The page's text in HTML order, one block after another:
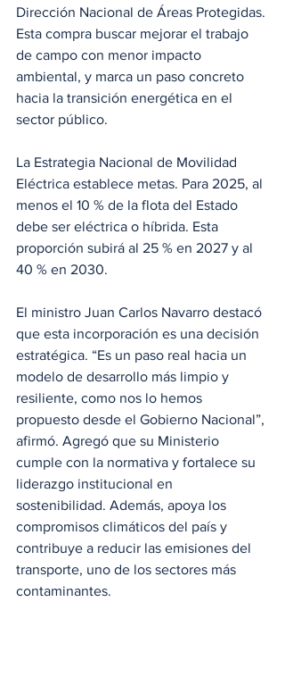
Dirección Nacional de Áreas Protegidas.
Esta compra buscar mejorar el trabajo
de campo con menor impacto
ambiental, y marca un paso concreto
hacia la transición energética en el
sector público.
La Estrategia Nacional de Movilidad
Eléctrica establece metas. Para 2025, al
menos el 10 % de la flota del Estado
debe ser eléctrica o híbrida. Esta
proporción subirá al 25 % en 2027 y al
40 % en 2030.
El ministro Juan Carlos Navarro destacó
que esta incorporación es una decisión
estratégica. “Es un paso real hacia un
modelo de desarrollo más limpio y
resiliente, como nos lo hemos
propuesto desde el Gobierno Nacional”,
afirmó. Agregó que su Ministerio
cumple con la normativa y fortalece su
liderazgo institucional en
sostenibilidad. Además, apoya los
compromisos climáticos del país y
contribuye a reducir las emisiones del
transporte, uno de los sectores más
contaminantes.